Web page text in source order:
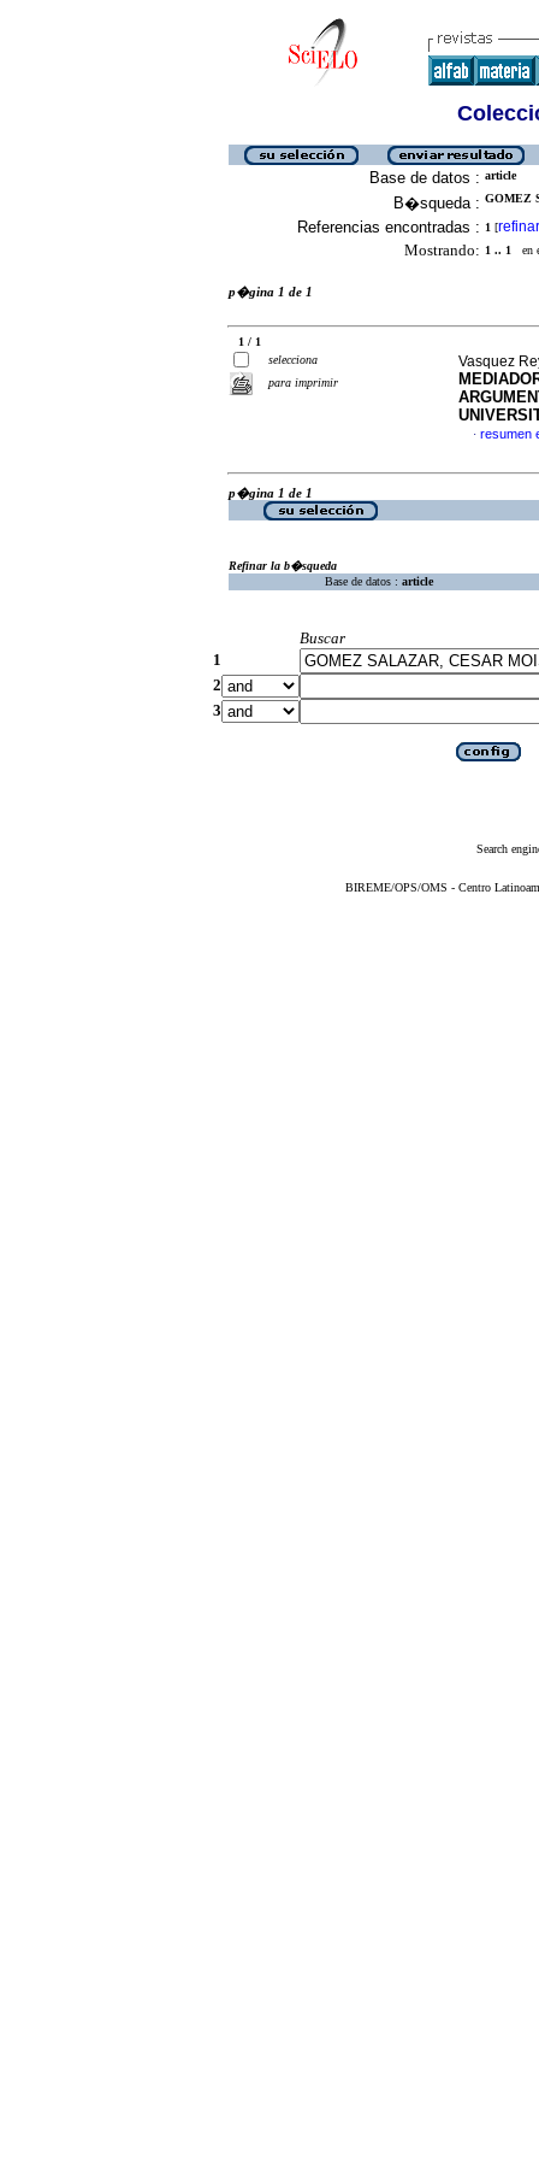
Base de datos : article
B�squeda : GOMEZ
Referencias encontradas : 1 [refinar
Mostrando: 1 .. 1 en
p�gina 1 de 1
1 / 1
selecciona
para imprimir
Vasquez
· resumen
p�gina 1 de 1
Refinar la b�squeda
Base de datos : article
Buscar
1
2
3
Search
BIREME/OPS/OMS - Centro